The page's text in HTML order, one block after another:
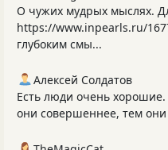
О чужих мудрых мыслях.
https://www.inpearls.ru/
глубоким смы...
Алексей Солдатов
Есть люди очень
они совершеннее, тем